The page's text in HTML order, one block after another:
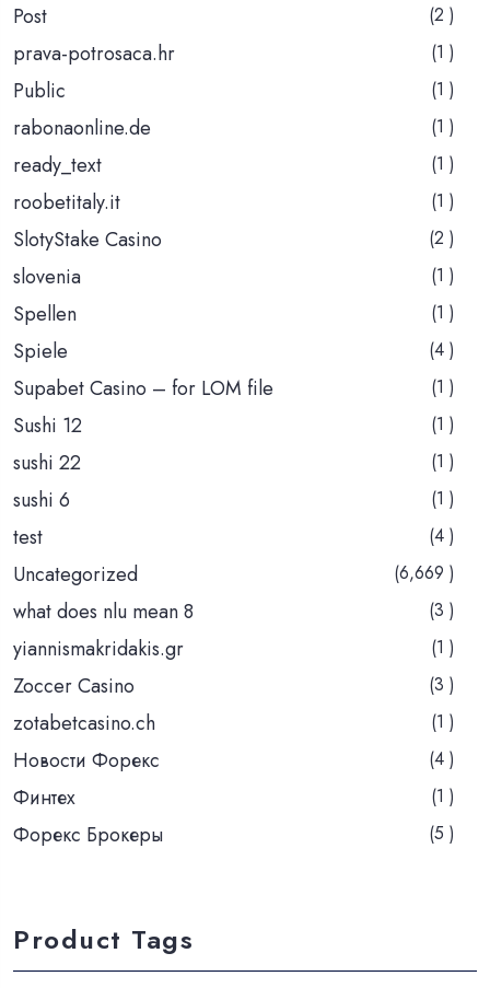
Post (2 )
prava-potrosaca.hr (1 )
Public (1 )
rabonaonline.de (1 )
ready_text (1 )
roobetitaly.it (1 )
SlotyStake Casino (2 )
slovenia (1 )
Spellen (1 )
Spiele (4 )
Supabet Casino – for LOM file (1 )
Sushi 12 (1 )
sushi 22 (1 )
sushi 6 (1 )
test (4 )
Uncategorized (6,669 )
what does nlu mean 8 (3 )
yiannismakridakis.gr (1 )
Zoccer Casino (3 )
zotabetcasino.ch (1 )
Новости Форекс (4 )
Финтех (1 )
Форекс Брокеры (5 )
Product Tags